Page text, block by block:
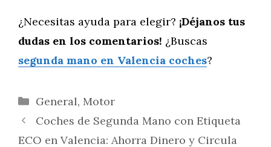
¿Necesitas ayuda para elegir? ¡Déjanos tus
dudas en los comentarios! ¿Buscas
segunda mano en Valencia coches?
Categorías
General, Motor
Coches de Segunda Mano con Etiqueta
ECO en Valencia: Ahorra Dinero y Circula